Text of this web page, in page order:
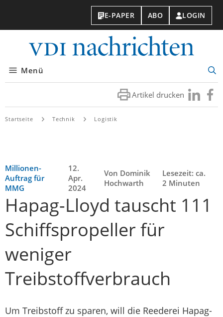
E-PAPER ABO LOGIN
Menü
Artikel drucken Besuchen
Sie
Sie
Startseite Technik Logistik
Millionen-
Auftrag für
MMG
12.
Apr.
2024
Von Dominik
Hochwarth
Lesezeit: ca.
2 Minuten
Hapag-Lloyd tauscht 111
Schiffspropeller für
weniger
Treibstoffverbrauch
Um Treibstoff zu sparen, will die Reederei Hapag-